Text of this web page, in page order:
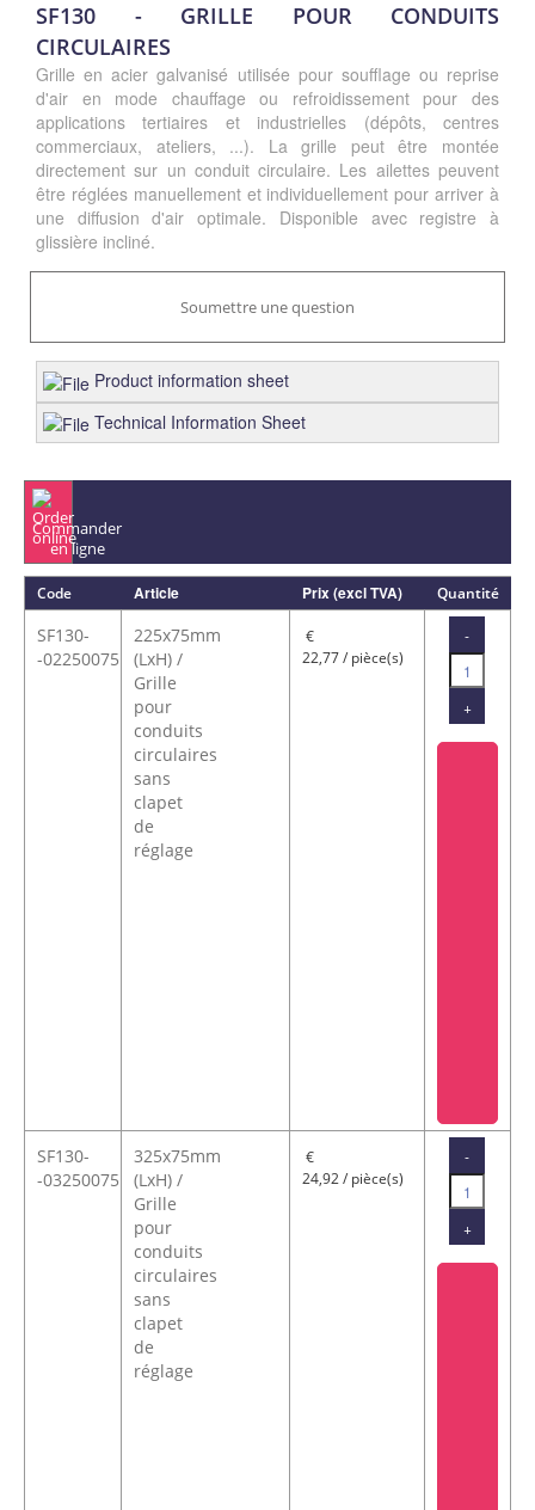
SF130 - GRILLE POUR CONDUITS
CIRCULAIRES
Grille en acier galvanisé utilisée pour soufflage ou reprise
d'air en mode chauffage ou refroidissement pour des
applications tertiaires et industrielles (dépôts, centres
commerciaux, ateliers, ...). La grille peut être montée
directement sur un conduit circulaire. Les ailettes peuvent
être réglées manuellement et individuellement pour arriver à
une diffusion d'air optimale. Disponible avec registre à
glissière incliné.
Soumettre une question
Product information sheet
Technical Information Sheet
Commander
en ligne
Code Article Prix (excl TVA) Quantité
SF130-
-02250075
225x75mm
(LxH) /
Grille
pour
conduits
circulaires
sans
clapet
de
réglage
22,77 / pièce(s)
SF130-
-03250075
325x75mm
(LxH) /
Grille
pour
conduits
circulaires
sans
clapet
de
réglage
24,92 / pièce(s)